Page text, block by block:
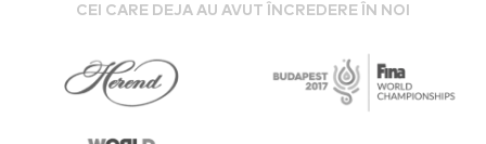
CEI CARE DEJA AU AVUT ÎNCREDERE ÎN NOI